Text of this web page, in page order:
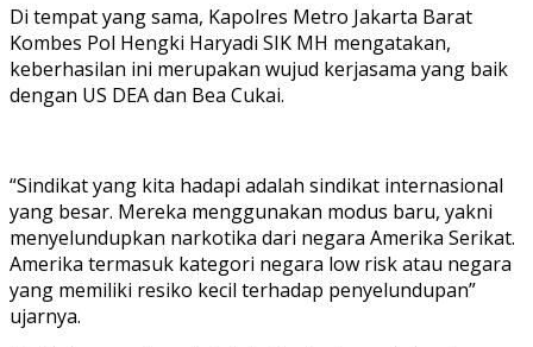
Di tempat yang sama, Kapolres Metro Jakarta Barat
Kombes Pol Hengki Haryadi SIK MH mengatakan,
keberhasilan ini merupakan wujud kerjasama yang baik
dengan US DEA dan Bea Cukai.
“Sindikat yang kita hadapi adalah sindikat internasional
yang besar. Mereka menggunakan modus baru, yakni
menyelundupkan narkotika dari negara Amerika Serikat.
Amerika termasuk kategori negara low risk atau negara
yang memiliki resiko kecil terhadap penyelundupan”
ujarnya.